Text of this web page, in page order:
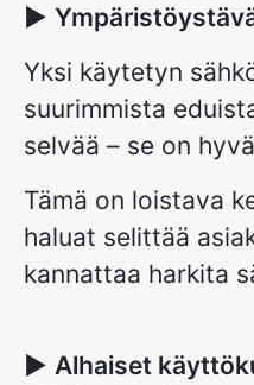
►
Yksi käytetyn
suurimmista
selvää – se on
Tämä on loistava
haluat selittää
kannattaa harkita
► Alhaiset